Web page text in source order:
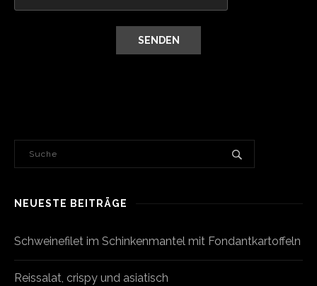
NEUESTE BEITRÄGE
Schweinefilet im Schinkenmantel mit Fondantkartoffeln
Reissalat, crispy und asiatisch